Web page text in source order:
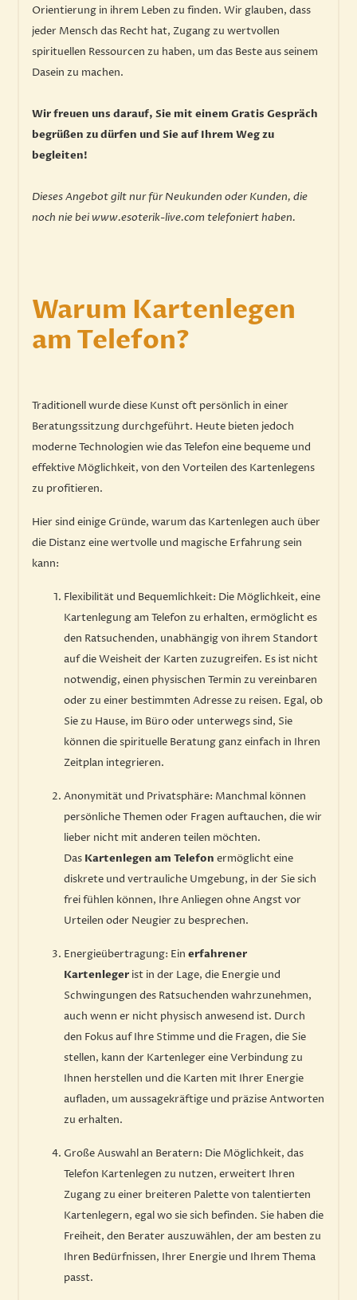
Orientierung in ihrem Leben zu finden. Wir glauben, dass
jeder Mensch das Recht hat, Zugang zu wertvollen
spirituellen Ressourcen zu haben, um das Beste aus seinem
Dasein zu machen.
Wir freuen uns darauf, Sie mit einem Gratis Gespräch
begrüßen zu dürfen und Sie auf Ihrem Weg zu
begleiten!
​Dieses Angebot gilt nur für Neukunden oder Kunden, die
noch nie bei www.esoterik-live.com telefoniert haben.
Warum Kartenlegen
am Telefon?
Traditionell wurde diese Kunst oft persönlich in einer
Beratungssitzung durchgeführt. Heute bieten jedoch
moderne Technologien wie das Telefon eine bequeme und
effektive Möglichkeit, von den Vorteilen des Kartenlegens
zu profitieren.
Hier sind einige Gründe, warum das Kartenlegen auch über
die Distanz eine wertvolle und magische Erfahrung sein
kann:
Flexibilität und Bequemlichkeit: Die Möglichkeit, eine
Kartenlegung am Telefon zu erhalten, ermöglicht es
den Ratsuchenden, unabhängig von ihrem Standort
auf die Weisheit der Karten zuzugreifen. Es ist nicht
notwendig, einen physischen Termin zu vereinbaren
oder zu einer bestimmten Adresse zu reisen. Egal, ob
Sie zu Hause, im Büro oder unterwegs sind, Sie
können die spirituelle Beratung ganz einfach in Ihren
Zeitplan integrieren.
Anonymität und Privatsphäre: Manchmal können
persönliche Themen oder Fragen auftauchen, die wir
lieber nicht mit anderen teilen möchten.
Das Kartenlegen am Telefon ermöglicht eine
diskrete und vertrauliche Umgebung, in der Sie sich
frei fühlen können, Ihre Anliegen ohne Angst vor
Urteilen oder Neugier zu besprechen.
Energieübertragung: Ein erfahrener
Kartenlegerist in der Lage, die Energie und
Schwingungen des Ratsuchenden wahrzunehmen,
auch wenn er nicht physisch anwesend ist. Durch
den Fokus auf Ihre Stimme und die Fragen, die Sie
stellen, kann der Kartenleger eine Verbindung zu
Ihnen herstellen und die Karten mit Ihrer Energie
aufladen, um aussagekräftige und präzise Antworten
zu erhalten.
Große Auswahl an Beratern: Die Möglichkeit, das
Telefon Kartenlegen zu nutzen, erweitert Ihren
Zugang zu einer breiteren Palette von talentierten
Kartenlegern, egal wo sie sich befinden. Sie haben die
Freiheit, den Berater auszuwählen, der am besten zu
Ihren Bedürfnissen, Ihrer Energie und Ihrem Thema
passt.